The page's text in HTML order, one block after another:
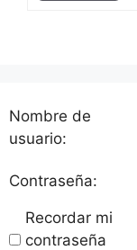
Nombre de
usuario:
Contraseña:
Recordar mi
contraseña